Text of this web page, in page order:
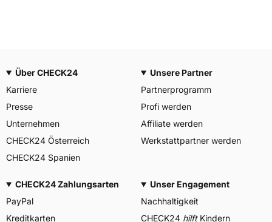
Über CHECK24
Karriere
Presse
Unternehmen
CHECK24 Österreich
CHECK24 Spanien
Unsere Partner
Partnerprogramm
Profi werden
Affiliate werden
Werkstattpartner werden
CHECK24 Zahlungsarten
PayPal
Kreditkarten
Unser Engagement
Nachhaltigkeit
CHECK24 hilftKindern